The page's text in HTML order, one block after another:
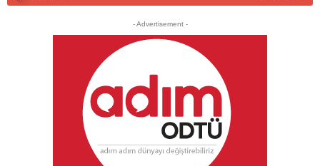
- Advertisement -